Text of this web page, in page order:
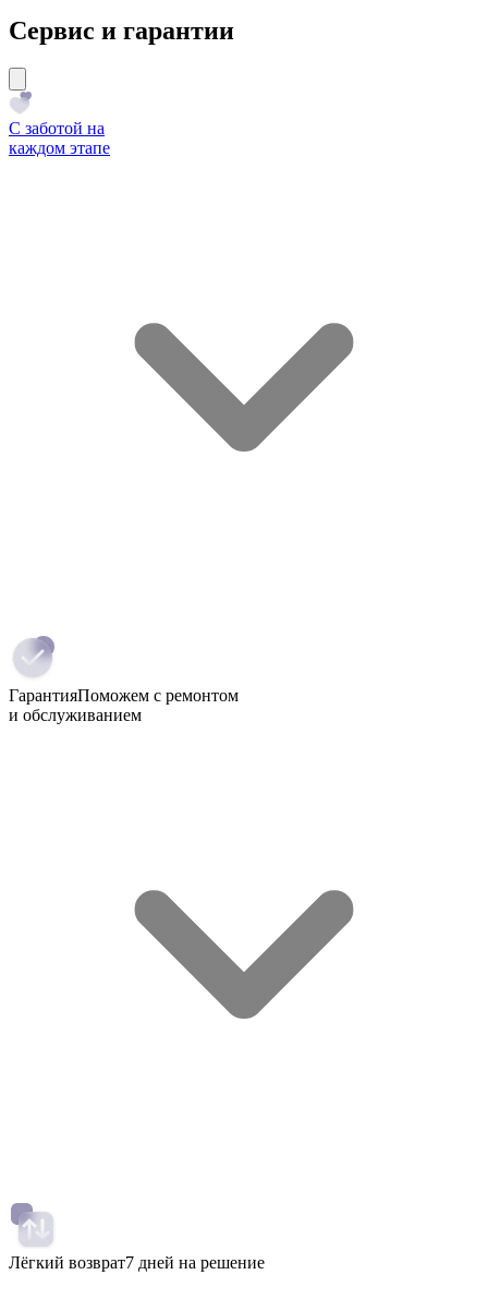
Сервис и гарантии
С заботой на
каждом этапе
ГарантияПоможем с ремонтом
и обслуживанием
Лёгкий возврат7 дней на решение